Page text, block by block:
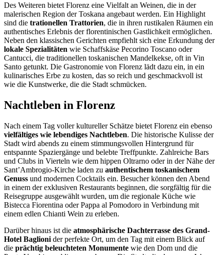
Des Weiteren bietet Florenz eine Vielfalt an Weinen, die in der
malerischen Region der Toskana angebaut werden. Ein Highlight
sind die trationellen Trattorien, die in ihren rustikalen Räumen ein
authentisches Erlebnis der florentinischen Gastlichkeit ermöglichen.
Neben den klassischen Gerichten empfiehlt sich eine Erkundung der
lokale Spezialitäten wie Schaffskäse Pecorino Toscano oder
Cantucci, die traditionellen toskanischen Mandelkekse, oft in Vin
Santo getunkt. Die Gastronomie von Florenz lädt dazu ein, in ein
kulinarisches Erbe zu kosten, das so reich und geschmackvoll ist
wie die Kunstwerke, die die Stadt schmücken.
Nachtleben in Florenz
Nach einem Tag voller kultureller Schätze bietet Florenz ein ebenso
vielfältiges wie lebendiges Nachtleben. Die historische Kulisse der
Stadt wird abends zu einem stimmungsvollen Hintergrund für
entspannte Spaziergänge und belebte Treffpunkte. Zahlreiche Bars
und Clubs in Vierteln wie dem hippen Oltrarno oder in der Nähe der
Sant’Ambrogio-Kirche laden zu authentischem toskanischem
Genuss und modernen Cocktails ein. Besucher können den Abend
in einem der exklusiven Restaurants beginnen, die sorgfältig für die
Reisegruppe ausgewählt wurden, um die regionale Küche wie
Bistecca Fiorentina oder Pappa al Pomodoro in Verbindung mit
einem edlen Chianti Wein zu erleben.
Darüber hinaus ist die atmosphärische Dachterrasse des Grand-
Hotel Baglioni der perfekte Ort, um den Tag mit einem Blick auf
die prächtig beleuchteten Monumente wie den Dom und die